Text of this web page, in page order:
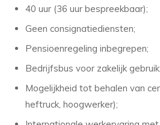
40 uur (36 uur bespreekbaar);
Geen consignatiediensten;
Pensioenregeling inbegrepen;
Bedrijfsbus voor zakelijk gebruik;
Mogelijkheid tot behalen van
heftruck, hoogwerker);